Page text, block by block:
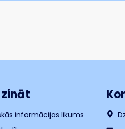
informācijas likums